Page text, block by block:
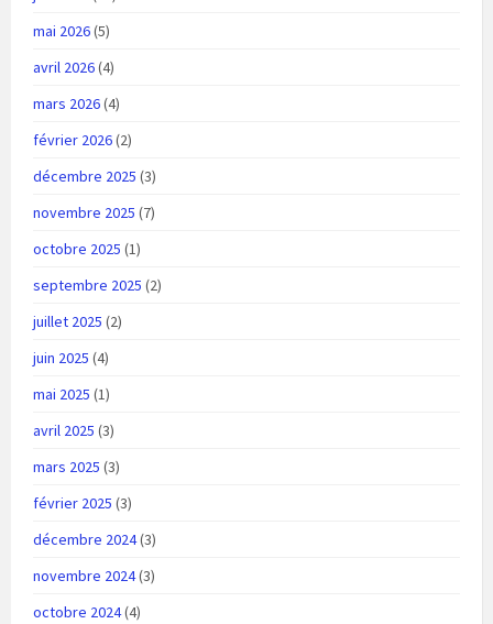
mai 2026(5)
avril 2026(4)
mars 2026(4)
février 2026(2)
décembre 2025 (3)
novembre 2025 (7)
octobre 2025 (1)
septembre 2025 (2)
juillet 2025 (2)
juin 2025 (4)
mai 2025 (1)
avril 2025 (3)
mars 2025 (3)
février 2025 (3)
décembre 2024(3)
novembre 2024(3)
octobre 2024(4)